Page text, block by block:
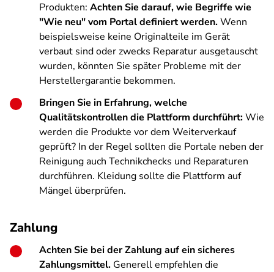
Produkten: Achten Sie darauf, wie Begriffe wie
"Wie neu" vom Portal definiert werden.Wenn
beispielsweise keine Originalteile im Gerät
verbaut sind oder zwecks Reparatur ausgetauscht
wurden, könnten Sie später Probleme mit der
Herstellergarantie bekommen.
Bringen Sie in Erfahrung, welche
Qualitätskontrollen die Plattform durchführt:Wie
werden die Produkte vor dem Weiterverkauf
geprüft? In der Regel sollten die Portale neben der
Reinigung auch Technikchecks und Reparaturen
durchführen. Kleidung sollte die Plattform auf
Mängel überprüfen.
Zahlung
Achten Sie bei der Zahlung auf ein sicheres
Zahlungsmittel. Generell empfehlen die